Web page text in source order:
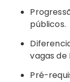
públicos.
vagas de
Pré-